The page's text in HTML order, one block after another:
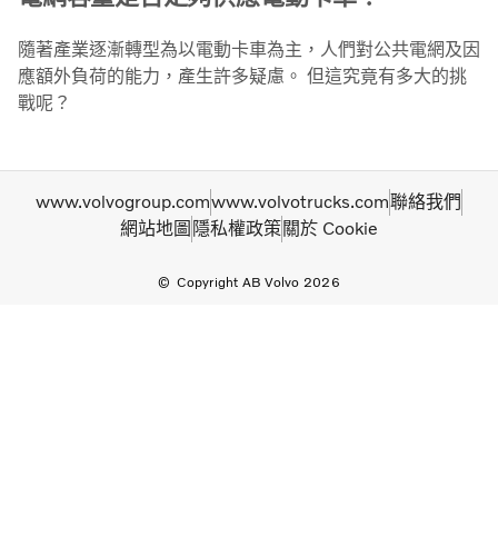
隨著產業逐漸轉型為以電動卡車為主，人們對公共電網及因
應額外負荷的能力，產生許多疑慮。 但這究竟有多大的挑
戰呢？
Copyright AB Volvo 2026
www.volvogroup.comwww.volvotrucks.com聯絡我們
網站地圖 隱私權政策關於 Cookie